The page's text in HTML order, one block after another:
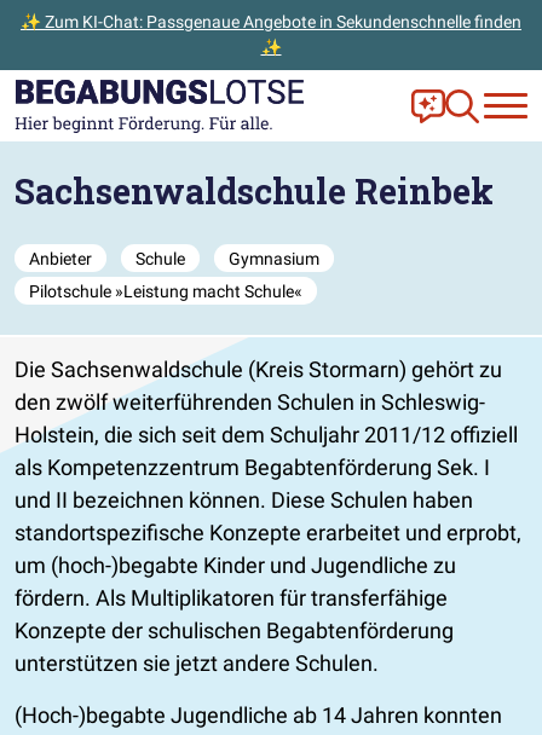
✨ Zum KI-Chat: Passgenaue Angebote in Sekundenschnelle finden
✨
Zum Hauptinhalt der Seite springen
Zur Startseite gehen Frag Ella!
Zur
Sachsenwaldschule Reinbek
Anbieter Schule
Gymnasium
Pilotschule »Leistung macht Schule«
Die Sachsenwaldschule (Kreis Stormarn) gehört zu
den zwölf weiterführenden Schulen in Schleswig-
Holstein, die sich seit dem Schuljahr 2011/12 offiziell
als Kompetenzzentrum Begabtenförderung Sek. I
und II bezeichnen können. Diese Schulen haben
standortspezifische Konzepte erarbeitet und erprobt,
um (hoch-)begabte Kinder und Jugendliche zu
fördern. Als Multiplikatoren für transferfähige
Konzepte der schulischen Begabtenförderung
unterstützen sie jetzt andere Schulen.
(Hoch-)begabte Jugendliche ab 14 Jahren konnten